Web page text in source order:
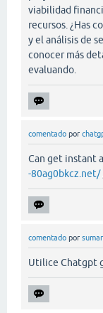
viabilidad
recursos. ¿Has
y el análisis de
conocer más
evaluando.
comentado por
Can get instant
-80ag0bkcz.net/
comentado por
Utilice Chatgpt